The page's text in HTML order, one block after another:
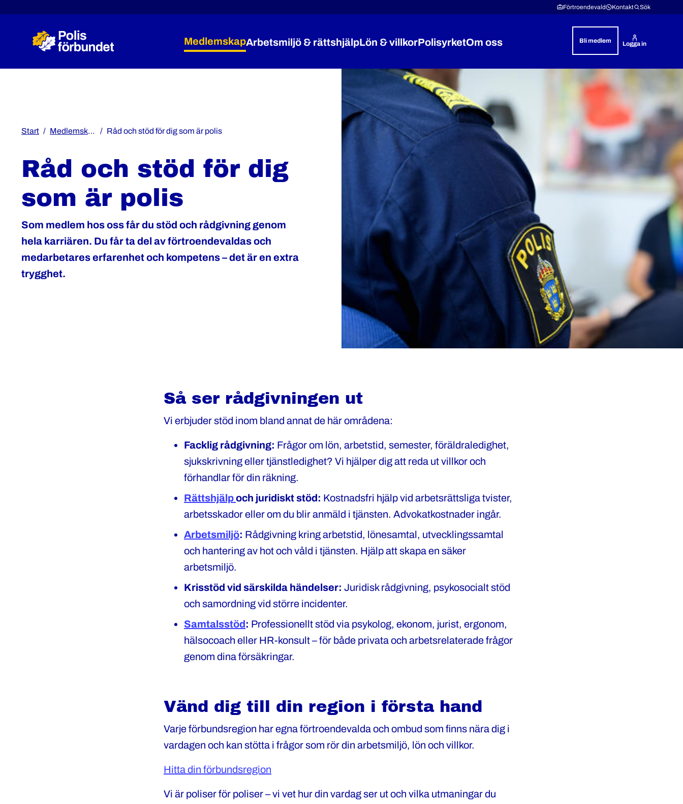
Förtroendevald Kontakt Sök
Medlemskap
Expandera Medlemskap
Arbetsmiljö & rättshjälpExpandera Arbetsmiljö & rättshjälp
Lön & villkorExpandera Lön & villkor
PolisyrketExpandera Polisyrket
Om ossExpandera Om oss
Bli medlem Logga in
Start Medlemskap Råd och stöd för dig som är polis
Råd och stöd för dig
som är polis
Som medlem hos oss får du stöd och rådgivning genom
hela karriären. Du får ta del av förtroendevaldas och
medarbetares erfarenhet och kompetens – det är en extra
trygghet.
Så ser rådgivningen ut
Vi erbjuder stöd inom bland annat de här områdena:
Facklig rådgivning: Frågor om lön, arbetstid, semester, föräldraledighet,
sjukskrivning eller tjänstledighet? Vi hjälper dig att reda ut villkor och
förhandlar för din räkning.
Rättshjälpoch juridiskt stöd: Kostnadsfri hjälp vid arbetsrättsliga tvister,
arbetsskador eller om du blir anmäld i tjänsten. Advokatkostnader ingår.
Arbetsmiljö: Rådgivning kring arbetstid, lönesamtal, utvecklingssamtal
och hantering av hot och våld i tjänsten. Hjälp att skapa en säker
arbetsmiljö.
Krisstöd vid särskilda händelser: Juridisk rådgivning, psykosocialt stöd
och samordning vid större incidenter.
Samtalsstöd: Professionellt stöd via psykolog, ekonom, jurist, ergonom,
hälsocoach eller HR-konsult – för både privata och arbetsrelaterade frågor
genom dina försäkringar.
Vänd dig till din region i första hand
Varje förbundsregion har egna förtroendevalda och ombud som finns nära dig i
vardagen och kan stötta i frågor som rör din arbetsmiljö, lön och villkor.
Hitta din förbundsregion
Vi är poliser för poliser – vi vet hur din vardag ser ut och vilka utmaningar du